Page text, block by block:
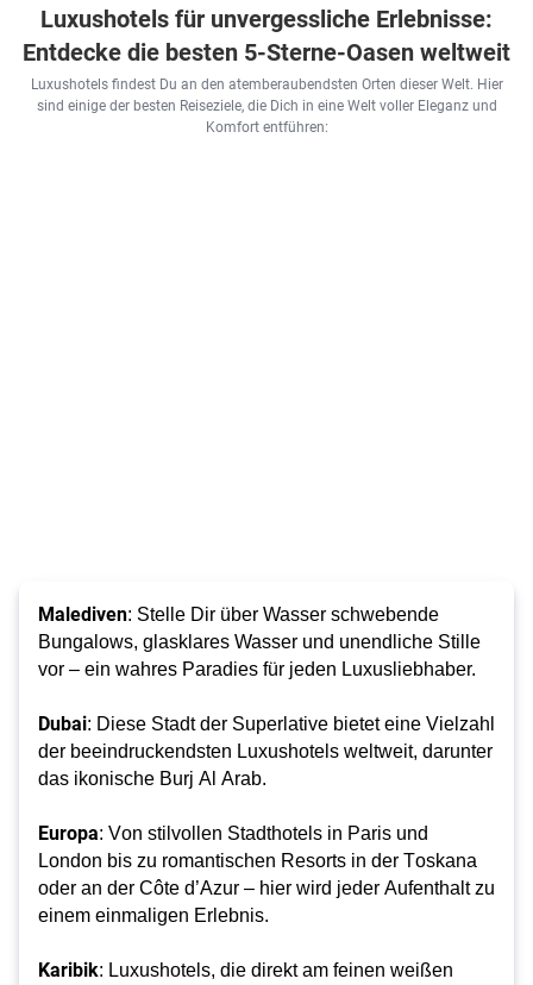
Luxushotels für unvergessliche Erlebnisse:
Entdecke die besten 5-Sterne-Oasen weltweit
Luxushotels findest Du an den atemberaubendsten Orten dieser Welt. Hier
sind einige der besten Reiseziele, die Dich in eine Welt voller Eleganz und
Komfort entführen:
Malediven: Stelle Dir über Wasser schwebende
Bungalows, glasklares Wasser und unendliche Stille
vor – ein wahres Paradies für jeden Luxusliebhaber.
Dubai: Diese Stadt der Superlative bietet eine Vielzahl
der beeindruckendsten Luxushotels weltweit, darunter
das ikonische Burj Al Arab.
Europa: Von stilvollen Stadthotels in Paris und
London bis zu romantischen Resorts in der Toskana
oder an der Côte d’Azur – hier wird jeder Aufenthalt zu
einem einmaligen Erlebnis.
Karibik: Luxushotels, die direkt am feinen weißen